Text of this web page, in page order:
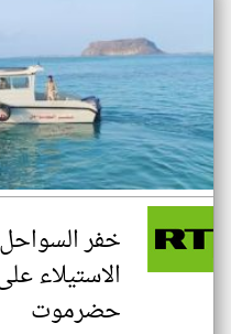
خفر السواحل
الاستيلاء
حضرموت